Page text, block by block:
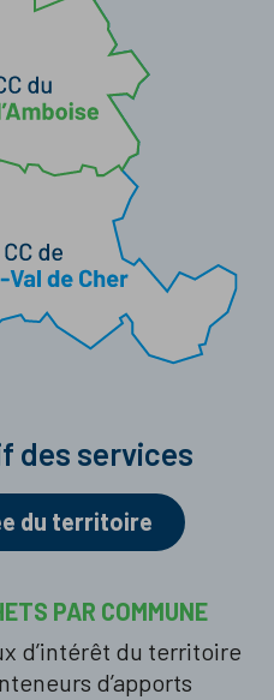
des services
du territoire
PAR COMMUNE
d’intérêt du territoire
d’apports